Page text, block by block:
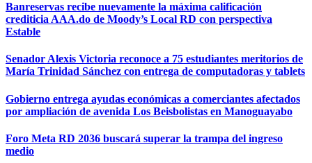
Banreservas recibe nuevamente la máxima calificación
crediticia AAA.do de Moody’s Local RD con perspectiva
Estable
Senador Alexis Victoria reconoce a 75 estudiantes meritorios de
María Trinidad Sánchez con entrega de computadoras y tablets
Gobierno entrega ayudas económicas a comerciantes afectados
por ampliación de avenida Los Beisbolistas en Manoguayabo
Foro Meta RD 2036 buscará superar la trampa del ingreso
medio